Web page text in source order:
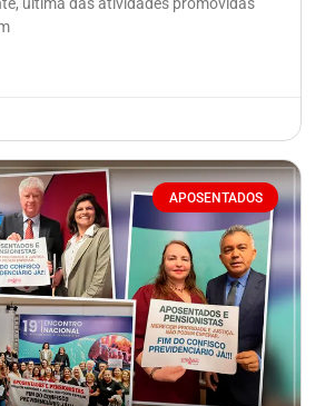
última das atividades promovidas
APOSENTADOS